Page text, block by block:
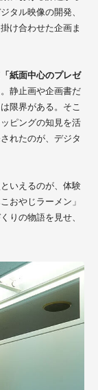
タル映像の開発、
け合わせた企画ま
紙面中心のプレゼ
静止画や企画書だ
限界がある。そこ
ピングの知見を活
れたのが、デジタ
いえるのが、体験
おやじラーメン」
りの物語を見せ、